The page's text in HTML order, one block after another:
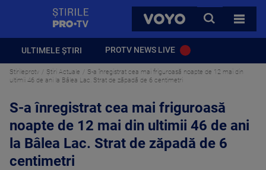
VOYO
CAUTA
TOATE
ULTIMELE ȘTIRI PROTV NEWS LIVE
Stirileprotv Știri Actuale
S-a înregistrat cea mai friguroasă noapte de 12 mai din
ultimii 46 de ani la Bâlea Lac. Strat de zăpadă de 6 centimetri
S-a înregistrat cea mai friguroasă
noapte de 12 mai din ultimii 46 de ani
la Bâlea Lac. Strat de zăpadă de 6
centimetri